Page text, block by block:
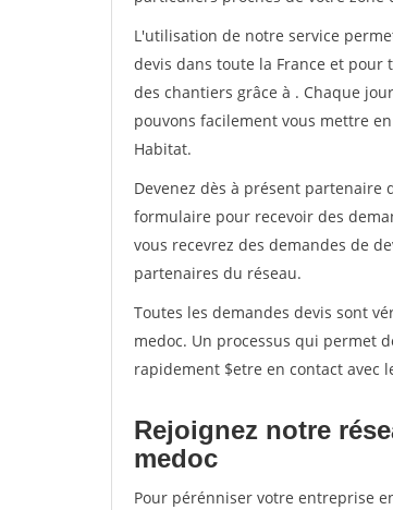
L'utilisation de notre service
devis dans toute la France et
des chantiers grâce à . Chaque
pouvons facilement vous mettre
Habitat.
Devenez dès à présent partenaire
formulaire pour recevoir des
vous recevrez des demandes de
partenaires du réseau.
Toutes les demandes devis sont
medoc. Un processus qui permet
rapidement $etre en contact avec
Rejoignez notre
medoc
Pour pérénniser votre entreprise